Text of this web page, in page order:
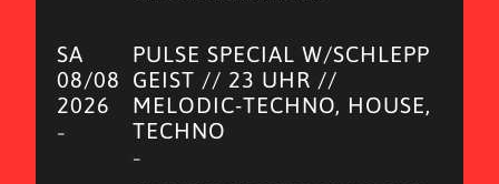
SA
08/08
2026
–
PULSE SPECIAL W/SCHLEPP
GEIST // 23 UHR //
MELODIC-TECHNO, HOUSE,
TECHNO
–